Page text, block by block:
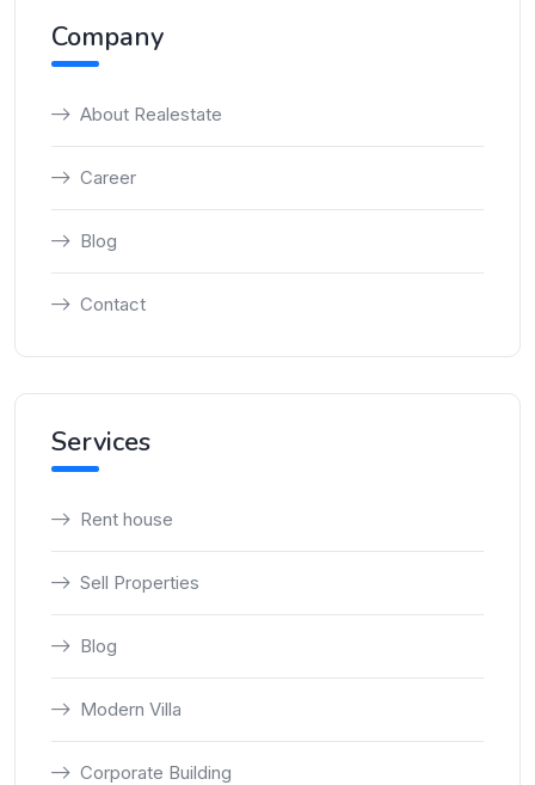
Company
About Realestate
Career
Blog
Contact
Services
Rent house
Sell Properties
Blog
Modern Villa
Corporate Building